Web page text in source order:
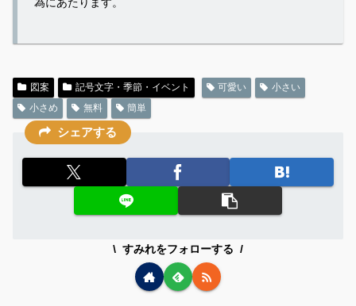
図案 記号文字・季節・イベント 可愛い
小さい
小さめ
無料 簡単
シェアする
すみれをフォローする